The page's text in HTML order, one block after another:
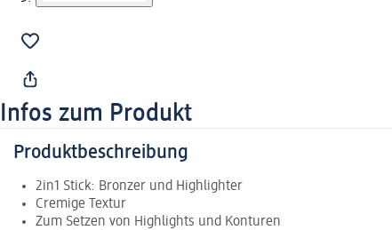
Infos zum Produkt
Produktbeschreibung
2in1 Stick: Bronzer und Highlighter
Cremige Textur
Zum Setzen von Highlights und Konturen